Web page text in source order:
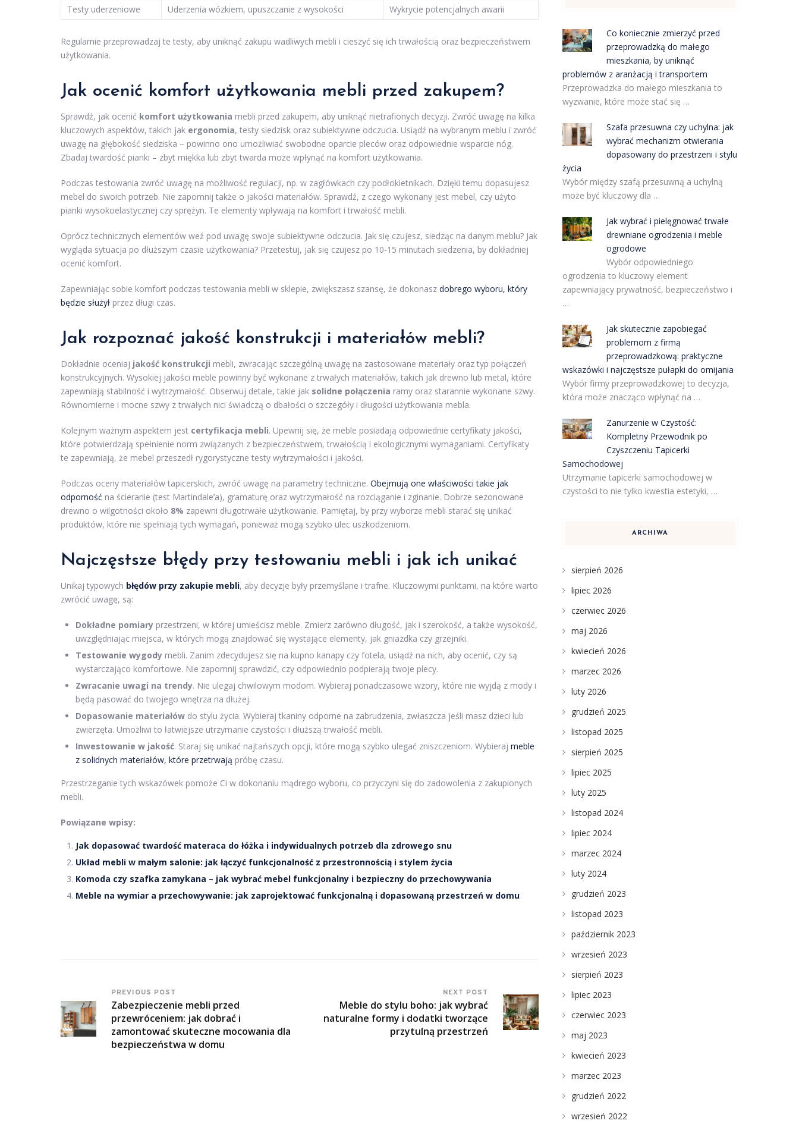
Testy uderzeniowe
Uderzenia wózkiem, upuszczanie z wysokości Wykrycie potencjalnych awarii
Regularnie przeprowadzaj te testy, aby uniknąć zakupu wadliwych mebli i cieszyć się ich trwałością oraz bezpieczeństwem
użytkowania.
Jak ocenić komfort użytkowania mebli przed zakupem?
Sprawdź, jak ocenić komfort użytkowania mebli przed zakupem, aby uniknąć nietrafionych decyzji. Zwróć uwagę na kilka
kluczowych aspektów, takich jak ergonomia, testy siedzisk oraz subiektywne odczucia. Usiądź na wybranym meblu i zwróć
uwagę na głębokość siedziska – powinno ono umożliwiać swobodne oparcie pleców oraz odpowiednie wsparcie nóg.
Zbadaj twardość pianki – zbyt miękka lub zbyt twarda może wpłynąć na komfort użytkowania.
Podczas testowania zwróć uwagę na możliwość regulacji, np. w zagłówkach czy podłokietnikach. Dzięki temu dopasujesz
mebel do swoich potrzeb. Nie zapomnij także o jakości materiałów. Sprawdź, z czego wykonany jest mebel, czy użyto
pianki wysokoelastycznej czy sprężyn. Te elementy wpływają na komfort i trwałość mebli.
Oprócz technicznych elementów weź pod uwagę swoje subiektywne odczucia. Jak się czujesz, siedząc na danym meblu? Jak
wygląda sytuacja po dłuższym czasie użytkowania? Przetestuj, jak się czujesz po 10-15 minutach siedzenia, by dokładniej
ocenić komfort.
Zapewniając sobie komfort podczas testowania mebli w sklepie, zwiększasz szansę, że dokonasz dobrego wyboru, który
będzie służył przez długi czas.
Jak rozpoznać jakość konstrukcji i materiałów mebli?
Dokładnie oceniaj jakość konstrukcji mebli, zwracając szczególną uwagę na zastosowane materiały oraz typ połączeń
konstrukcyjnych. Wysokiej jakości meble powinny być wykonane z trwałych materiałów, takich jak drewno lub metal, które
zapewniają stabilność i wytrzymałość. Obserwuj detale, takie jak solidne połączenia ramy oraz starannie wykonane szwy.
Równomierne i mocne szwy z trwałych nici świadczą o dbałości o szczegóły i długości użytkowania mebla.
Kolejnym ważnym aspektem jest certyfikacja mebli. Upewnij się, że meble posiadają odpowiednie certyfikaty jakości,
które potwierdzają spełnienie norm związanych z bezpieczeństwem, trwałością i ekologicznymi wymaganiami. Certyfikaty
te zapewniają, że mebel przeszedł rygorystyczne testy wytrzymałości i jakości.
Podczas oceny materiałów tapicerskich, zwróć uwagę na parametry techniczne. Obejmują one właściwości takie jak
odporność na ścieranie (test Martindale’a), gramaturę oraz wytrzymałość na rozciąganie i zginanie. Dobrze sezonowane
drewno o wilgotności około 8% zapewni długotrwałe użytkowanie. Pamiętaj, by przy wyborze mebli starać się unikać
produktów, które nie spełniają tych wymagań, ponieważ mogą szybko ulec uszkodzeniom.
Najczęstsze błędy przy testowaniu mebli i jak ich unikać
Unikaj typowych błędów przy zakupie mebli, aby decyzje były przemyślane i trafne. Kluczowymi punktami, na które warto
zwrócić uwagę, są:
Dokładne pomiary przestrzeni, w której umieścisz meble. Zmierz zarówno długość, jak i szerokość, a także wysokość,
uwzględniając miejsca, w których mogą znajdować się wystające elementy, jak gniazdka czy grzejniki.
Testowanie wygody mebli. Zanim zdecydujesz się na kupno kanapy czy fotela, usiądź na nich, aby ocenić, czy są
wystarczająco komfortowe. Nie zapomnij sprawdzić, czy odpowiednio podpierają twoje plecy.
Zwracanie uwagi na trendy. Nie ulegaj chwilowym modom. Wybieraj ponadczasowe wzory, które nie wyjdą z mody i
będą pasować do twojego wnętrza na dłużej.
Dopasowanie materiałów do stylu życia. Wybieraj tkaniny odporne na zabrudzenia, zwłaszcza jeśli masz dzieci lub
zwierzęta. Umożliwi to łatwiejsze utrzymanie czystości i dłuższą trwałość mebli.
Inwestowanie w jakość. Staraj się unikać najtańszych opcji, które mogą szybko ulegać zniszczeniom. Wybieraj meble
z solidnych materiałów, które przetrwają próbę czasu.
Przestrzeganie tych wskazówek pomoże Ci w dokonaniu mądrego wyboru, co przyczyni się do zadowolenia z zakupionych
mebli.
Powiązane wpisy:
Jak dopasować twardość materaca do łóżka i indywidualnych potrzeb dla zdrowego snu
Układ mebli w małym salonie: jak łączyć funkcjonalność z przestronnością i stylem życia
Komoda czy szafka zamykana – jak wybrać mebel funkcjonalny i bezpieczny do przechowywania
Meble na wymiar a przechowywanie: jak zaprojektować funkcjonalną i dopasowaną przestrzeń w domu
PREVIOUS POST
Zabezpieczenie mebli przed
przewróceniem: jak dobrać i
zamontować skuteczne mocowania dla
bezpieczeństwa w domu
NEXT POST
Meble do stylu boho: jak wybrać
naturalne formy i dodatki tworzące
przytulną przestrzeń
Co koniecznie zmierzyć przed
przeprowadzką do małego
mieszkania, by uniknąć
problemów z aranżacją i transportem
Przeprowadzka do małego mieszkania to
wyzwanie, które może stać się …
Szafa przesuwna czy uchylna: jak
wybrać mechanizm otwierania
dopasowany do przestrzeni i stylu
życia
Wybór między szafą przesuwną a uchylną
może być kluczowy dla …
Jak wybrać i pielęgnować trwałe
drewniane ogrodzenia i meble
ogrodowe
Wybór odpowiedniego
ogrodzenia to kluczowy element
zapewniający prywatność, bezpieczeństwo i
…
Jak skutecznie zapobiegać
problemom z firmą
przeprowadzkową: praktyczne
wskazówki i najczęstsze pułapki do omijania
Wybór firmy przeprowadzkowej to decyzja,
która może znacząco wpłynąć na …
Zanurzenie w Czystość:
Kompletny Przewodnik po
Czyszczeniu Tapicerki
Samochodowej
Utrzymanie tapicerki samochodowej w
czystości to nie tylko kwestia estetyki, …
ARCHIWA
sierpień 2026
lipiec 2026
czerwiec 2026
maj 2026
kwiecień 2026
marzec 2026
luty 2026
grudzień 2025
listopad 2025
sierpień 2025
lipiec 2025
luty 2025
listopad 2024
lipiec 2024
marzec 2024
luty 2024
grudzień 2023
listopad 2023
październik 2023
wrzesień 2023
sierpień 2023
lipiec 2023
czerwiec 2023
maj 2023
kwiecień 2023
marzec 2023
grudzień 2022
wrzesień 2022